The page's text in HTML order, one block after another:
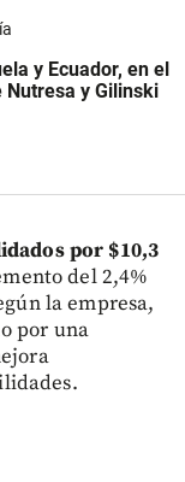
y Ecuador, en el
Nutresa y Gilinski
por $10,3
del 2,4%
la empresa,
por una